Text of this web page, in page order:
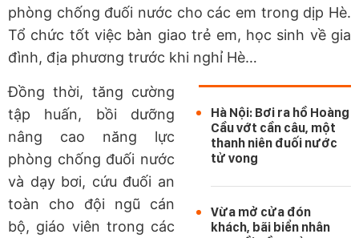
phòng chống đuối nước cho các em trong dịp Hè.
Tổ chức tốt việc bàn giao trẻ em, học sinh về gia
đình, địa phương trước khi nghỉ Hè…
Hà Nội: Bơi ra hồ Hoàng
Cầu vớt cần câu, một
thanh niên đuối nước
tử vong
Vừa mở cửa đón
khách, bãi biển nhân
Đồng thời, tăng cường
tập huấn, bồi dưỡng
nâng cao năng lực
phòng chống đuối nước
và dạy bơi, cứu đuối an
toàn cho đội ngũ cán
bộ, giáo viên trong các